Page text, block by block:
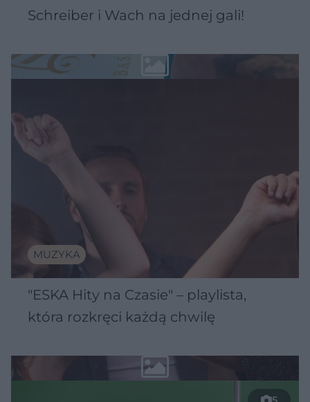
Schreiber i Wach na jednej gali!
MUZYKA
"ESKA Hity na Czasie" – playlista,
która rozkręci każdą chwilę